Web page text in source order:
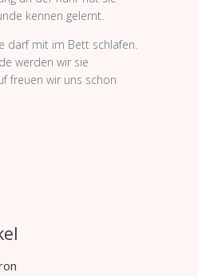
kennen gelernt.
darf mit im Bett schlafen.
werden wir sie
freuen wir uns schon